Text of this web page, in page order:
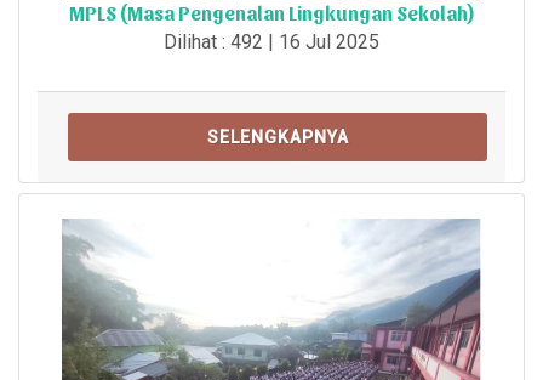
MPLS (Masa Pengenalan Lingkungan Sekolah)
Dilihat : 492 | 16 Jul 2025
SELENGKAPNYA